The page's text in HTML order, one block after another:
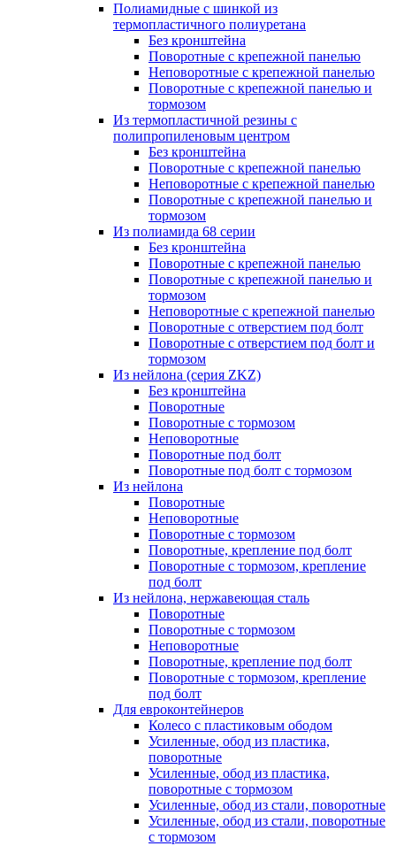
Полиамидные с шинкой из
термопластичного полиуретана
Без кронштейна
Поворотные с крепежной панелью
Неповоротные с крепежной панелью
Поворотные с крепежной панелью и
тормозом
Из термопластичной резины с
полипропиленовым центром
Без кронштейна
Поворотные с крепежной панелью
Неповоротные с крепежной панелью
Поворотные с крепежной панелью и
тормозом
Из полиамида 68 серии
Без кронштейна
Поворотные с крепежной панелью
Поворотные с крепежной панелью и
тормозом
Неповоротные с крепежной панелью
Поворотные с отверстием под болт
Поворотные с отверстием под болт и
тормозом
Из нейлона (серия ZKZ)
Без кронштейна
Поворотные
Поворотные с тормозом
Неповоротные
Поворотные под болт
Поворотные под болт с тормозом
Из нейлона
Поворотные
Неповоротные
Поворотные с тормозом
Поворотные, крепление под болт
Поворотные с тормозом, крепление
под болт
Из нейлона, нержавеющая сталь
Поворотные
Поворотные с тормозом
Неповоротные
Поворотные, крепление под болт
Поворотные с тормозом, крепление
под болт
Для евроконтейнеров
Колесо с пластиковым ободом
Усиленные, обод из пластика,
поворотные
Усиленные, обод из пластика,
поворотные с тормозом
Усиленные, обод из стали, поворотные
Усиленные, обод из стали, поворотные
с тормозом